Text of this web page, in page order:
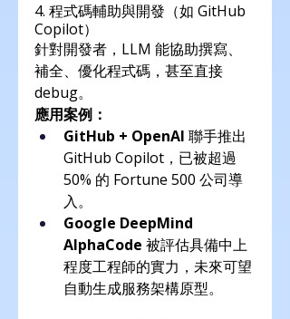
4. 程式碼輔助與開發（如 GitHub
Copilot）
針對開發者，LLM 能協助撰寫、
補全、優化程式碼，甚至直接
debug。
應用案例：
GitHub + OpenAI 聯手推出
GitHub Copilot，已被超過
50% 的 Fortune 500 公司導
入。
Google DeepMind
AlphaCode 被評估具備中上
程度工程師的實力，未來可望
自動生成服務架構原型。